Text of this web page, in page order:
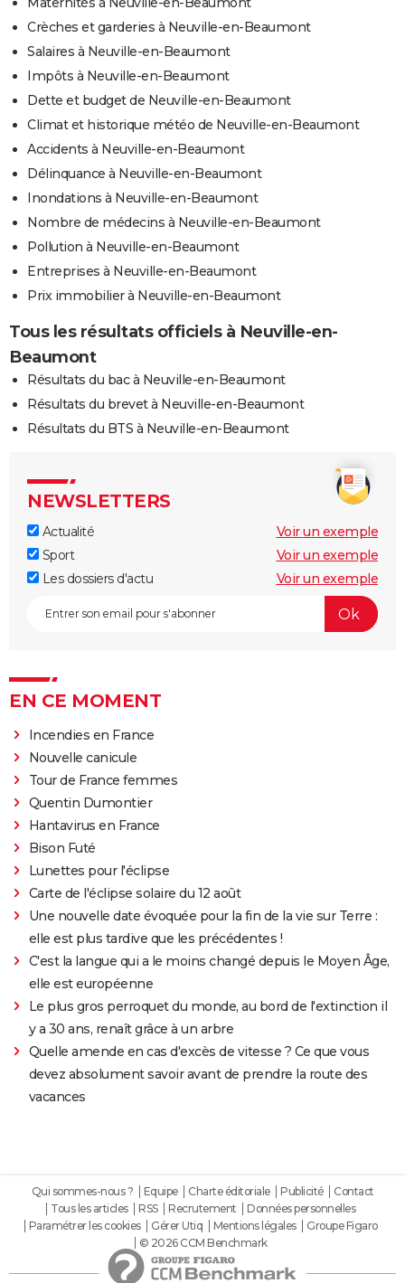
Crèches et garderies à Neuville-en-Beaumont
Salaires à Neuville-en-Beaumont
Impôts à Neuville-en-Beaumont
Dette et budget de Neuville-en-Beaumont
Climat et historique météo de Neuville-en-Beaumont
Accidents à Neuville-en-Beaumont
Délinquance à Neuville-en-Beaumont
Inondations à Neuville-en-Beaumont
Nombre de médecins à Neuville-en-Beaumont
Pollution à Neuville-en-Beaumont
Entreprises à Neuville-en-Beaumont
Prix immobilier à Neuville-en-Beaumont
Tous les résultats officiels à Neuville-en-
Beaumont
Résultats du bac à Neuville-en-Beaumont
Résultats du brevet à Neuville-en-Beaumont
Résultats du BTS à Neuville-en-Beaumont
NEWSLETTERS
Actualité
Voir un exemple
Sport
Voir un exemple
Les dossiers d'actu
Voir un exemple
EN CE MOMENT
Incendies en France
Nouvelle canicule
Tour de France femmes
Quentin Dumontier
Hantavirus en France
Bison Futé
Lunettes pour l'éclipse
Carte de l'éclipse solaire du 12 août
Une nouvelle date évoquée pour la fin de la vie sur Terre :
elle est plus tardive que les précédentes !
C'est la langue qui a le moins changé depuis le Moyen Âge,
elle est européenne
Le plus gros perroquet du monde, au bord de l'extinction il
y a 30 ans, renaît grâce à un arbre
Quelle amende en cas d'excès de vitesse ? Ce que vous
devez absolument savoir avant de prendre la route des
vacances
Qui sommes-nous ? Equipe Charte éditoriale Publicité
Contact
Tous les articles
RSS Recrutement
Données personnelles
Paramétrer les cookies
Gérer Utiq Mentions légales
Groupe Figaro
© 2026 CCM Benchmark